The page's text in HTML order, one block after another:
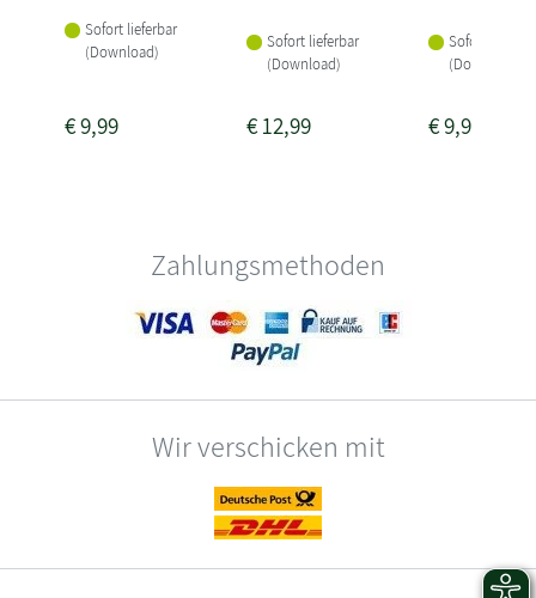
Sofort lieferbar
(Download)
€9,99
Sofort lieferbar
(Download)
€12,99
Sofort
(Download)
€9,99
Zahlungsmethoden
Wir verschicken mit